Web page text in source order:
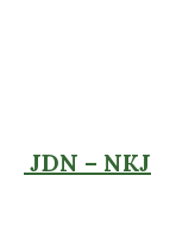
JDN – NKJ